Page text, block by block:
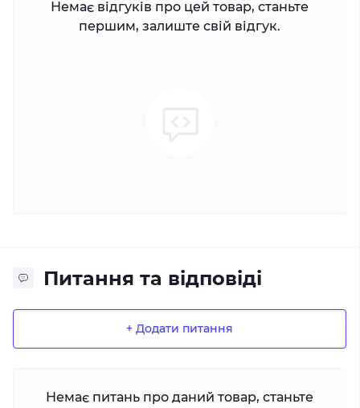
Немає відгуків про цей товар, станьте
першим, залиште свій відгук.
Питання та відповіді
+ Додати питання
Немає питань про даний товар, станьте